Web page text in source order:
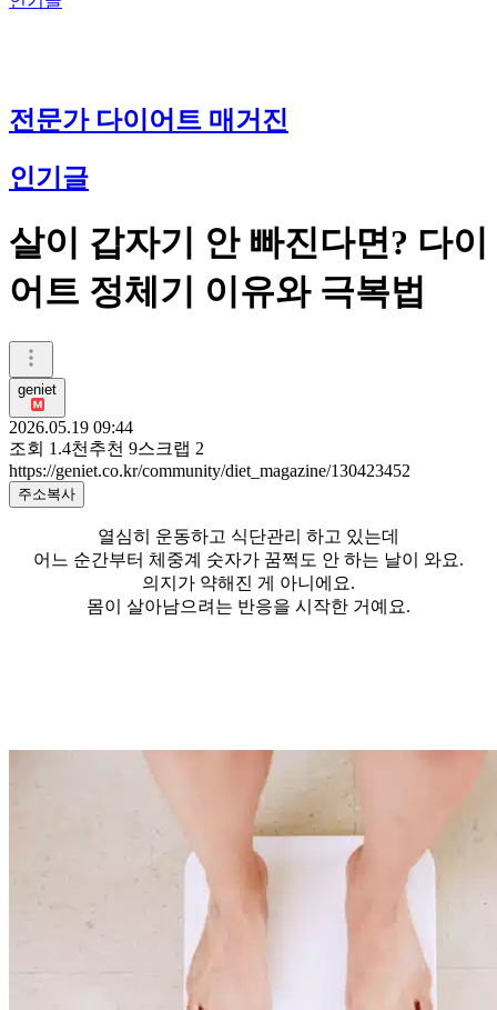
전문가 다이어트 매거진
인기글
살이 갑자기 안 빠진다면? 다이
어트 정체기 이유와 극복법
geniet
2026.05.19 09:44
조회 1.4천 추천 9스크랩 2
https://geniet.co.kr/community/diet_magazine/130423452
주소복사
열심히 운동하고 식단관리 하고 있는데
어느 순간부터 체중계 숫자가 꿈쩍도 안 하는 날이 와요.
의지가 약해진 게 아니에요.
몸이 살아남으려는 반응을 시작한 거예요.